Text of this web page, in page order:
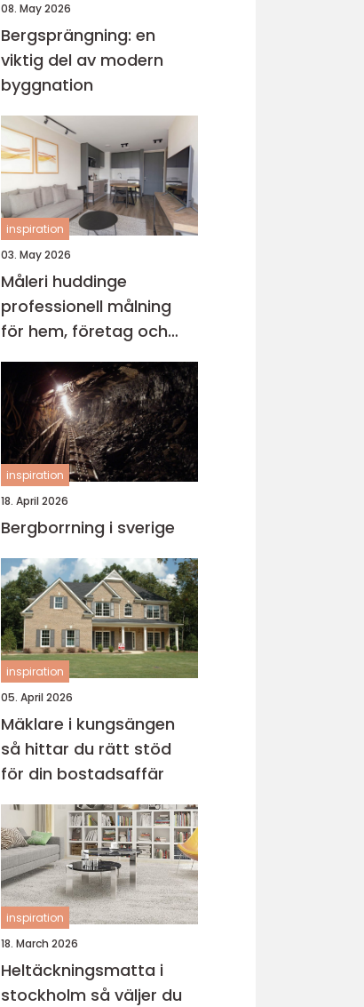
08. May 2026
Bergsprängning: en
viktig del av modern
byggnation
inspiration
03. May 2026
Måleri huddinge
professionell målning
för hem, företag och
föreningar
inspiration
18. April 2026
Bergborrning i sverige
inspiration
05. April 2026
Mäklare i kungsängen
så hittar du rätt stöd
för din bostadsaffär
inspiration
18. March 2026
Heltäckningsmatta i
stockholm så väljer du